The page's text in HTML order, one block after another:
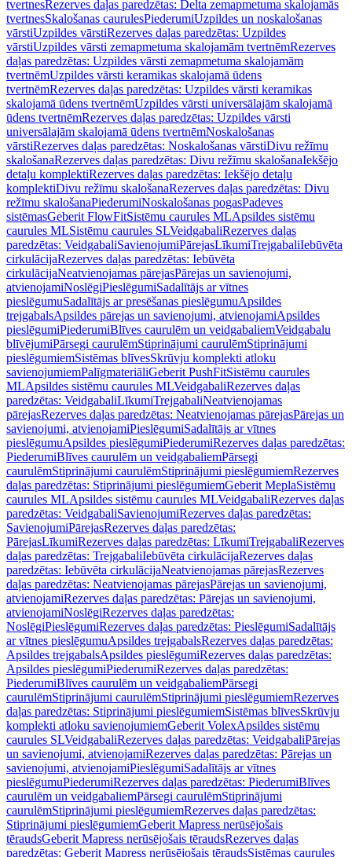
tvertnesRezerves daļas paredzētas: Delta zemapmetuma skalojamās
tvertnesSkalošanas caurulesPiederumiUzpildes un noskalošanas
vārstiUzpildes vārstiRezerves daļas paredzētas: Uzpildes
vārstiUzpildes vārsti zemapmetuma skalojamām tvertnēmRezerves
daļas paredzētas: Uzpildes vārsti zemapmetuma skalojamām
tvertnēmUzpildes vārsti keramikas skalojamā ūdens
tvertnēmRezerves daļas paredzētas: Uzpildes vārsti keramikas
skalojamā ūdens tvertnēmUzpildes vārsti universālajām skalojamā
ūdens tvertnēmRezerves daļas paredzētas: Uzpildes vārsti
universālajām skalojamā ūdens tvertnēmNoskalošanas
vārstiRezerves daļas paredzētas: Noskalošanas vārstiDivu režīmu
skalošanaRezerves daļas paredzētas: Divu režīmu skalošanaIekšējo
detaļu komplektiRezerves daļas paredzētas: Iekšējo detaļu
komplektiDivu režīmu skalošanaRezerves daļas paredzētas: Divu
režīmu skalošanaPiederumiNoskalošanas pogasPadeves
sistēmasGeberit FlowFitSistēmu caurules MLApsildes sistēmu
caurules MLSistēmu caurules SLVeidgabaliRezerves daļas
paredzētas: VeidgabaliSavienojumiPārejasLīkumiTrejgabaliIebūvēta
cirkulācijaRezerves daļas paredzētas: Iebūvēta
cirkulācijaNeatvienojamas pārejasPārejas un savienojumi,
atvienojamiNoslēgiPieslēgumiSadalītājs ar vītnes
pieslēgumuSadalītājs ar presēšanas pieslēgumuApsildes
trejgabalsApsildes pārejas un savienojumi, atvienojamiApsildes
pieslēgumiPiederumiBlīves caurulēm un veidgabaliemVeidgabalu
blīvējumiPārsegi caurulēmStiprinājumi caurulēmStiprinājumi
pieslēgumiemSistēmas blīvesSkrūvju komplekti atloku
savienojumiemPalīgmateriāliGeberit PushFitSistēmu caurules
MLApsildes sistēmu caurules MLVeidgabaliRezerves daļas
paredzētas: VeidgabaliLīkumiTrejgabaliNeatvienojamas
pārejasRezerves daļas paredzētas: Neatvienojamas pārejasPārejas un
savienojumi, atvienojamiPieslēgumiSadalītājs ar vītnes
pieslēgumuApsildes pieslēgumiPiederumiRezerves daļas paredzētas:
PiederumiBlīves caurulēm un veidgabaliemPārsegi
caurulēmStiprinājumi caurulēmStiprinājumi pieslēgumiemRezerves
daļas paredzētas: Stiprinājumi pieslēgumiemGeberit MeplaSistēmu
caurules MLApsildes sistēmu caurules MLVeidgabaliRezerves daļas
paredzētas: VeidgabaliSavienojumiRezerves daļas paredzētas:
SavienojumiPārejasRezerves daļas paredzētas:
PārejasLīkumiRezerves daļas paredzētas: LīkumiTrejgabaliRezerves
daļas paredzētas: TrejgabaliIebūvēta cirkulācijaRezerves daļas
paredzētas: Iebūvēta cirkulācijaNeatvienojamas pārejasRezerves
daļas paredzētas: Neatvienojamas pārejasPārejas un savienojumi,
atvienojamiRezerves daļas paredzētas: Pārejas un savienojumi,
atvienojamiNoslēgiRezerves daļas paredzētas:
NoslēgiPieslēgumiRezerves daļas paredzētas: PieslēgumiSadalītājs
ar vītnes pieslēgumuApsildes trejgabalsRezerves daļas paredzētas:
Apsildes trejgabalsApsildes pieslēgumiRezerves daļas paredzētas:
Apsildes pieslēgumiPiederumiRezerves daļas paredzētas:
PiederumiBlīves caurulēm un veidgabaliemPārsegi
caurulēmStiprinājumi caurulēmStiprinājumi pieslēgumiemRezerves
daļas paredzētas: Stiprinājumi pieslēgumiemSistēmas blīvesSkrūvju
komplekti atloku savienojumiemGeberit VolexApsildes sistēmu
caurules SLVeidgabaliRezerves daļas paredzētas: VeidgabaliPārejas
un savienojumi, atvienojamiRezerves daļas paredzētas: Pārejas un
savienojumi, atvienojamiPieslēgumiSadalītājs ar vītnes
pieslēgumuPiederumiRezerves daļas paredzētas: PiederumiBlīves
caurulēm un veidgabaliemPārsegi caurulēmStiprinājumi
caurulēmStiprinājumi pieslēgumiemRezerves daļas paredzētas:
Stiprinājumi pieslēgumiemGeberit Mapress nerūsējošais
tēraudsGeberit Mapress nerūsējošais tēraudsRezerves daļas
paredzētas: Geberit Mapress nerūsējošais tēraudsSistēmas caurules